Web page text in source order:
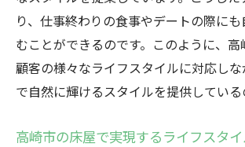
り、仕事終わりの食事やデートの際に
むことができるのです。このように、高
顧客の様々なライフスタイルに対応し
で自然に輝けるスタイルを提供している
高崎市の床屋で実現するライフスタ